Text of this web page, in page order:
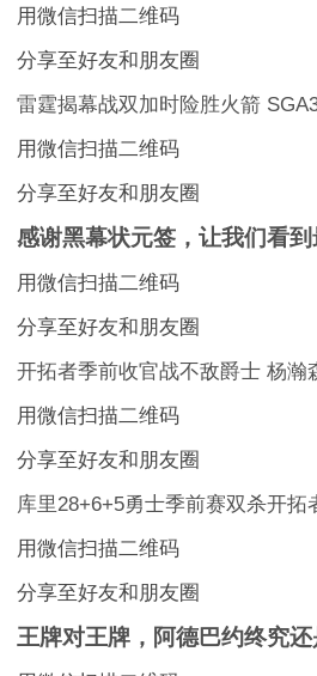
用微信扫描二维码
分享至好友和朋友圈
雷霆揭幕战双加时险胜火箭
用微信扫描二维码
分享至好友和朋友圈
感谢黑幕状元签，让我们看
用微信扫描二维码
分享至好友和朋友圈
开拓者季前收官战不敌爵士 杨瀚
用微信扫描二维码
分享至好友和朋友圈
库里28+6+5勇士季前赛双杀开拓
用微信扫描二维码
分享至好友和朋友圈
王牌对王牌，阿德巴约终究还